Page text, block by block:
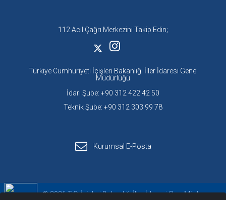
112 Acil Çağrı Merkezini Takip Edin;
Türkiye Cumhuriyeti İçişleri Bakanlığı İller İdaresi Genel
Müdürlüğü
İdari Şube: +90 312 422 42 50
Teknik Şube: +90 312 303 99 78
Kurumsal E-Posta
© 2026 T.C. İçişleri Bakanlığı İller İdaresi Gen. Müd.